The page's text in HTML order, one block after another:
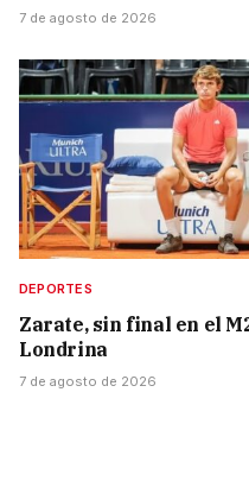
7 de agosto de 2026
DEPORTES
Zarate, sin final en el
Londrina
7 de agosto de 2026